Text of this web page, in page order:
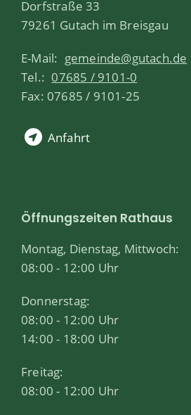
Dorfstraße 33
79261 Gutach im Breisgau
E-Mail: gemeinde@gutach.de
Tel.: 07685 / 9101-0
Fax: 07685 / 9101-25
Anfahrt
Öffnungszeiten Rathaus
Montag, Dienstag, Mittwoch:
08:00 - 12:00 Uhr
Donnerstag:
08:00 - 12:00 Uhr
14:00 - 18:00 Uhr
Freitag:
08:00 - 12:00 Uhr